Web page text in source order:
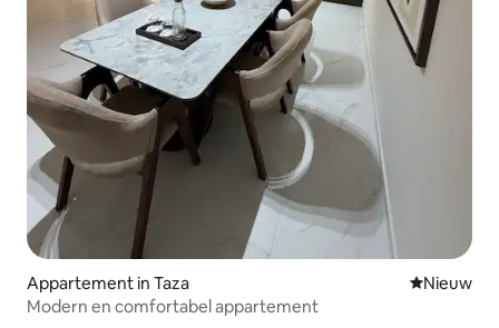
Appartement in Taza Nieuwe
Nieuw
Modern en comfortabel appartement